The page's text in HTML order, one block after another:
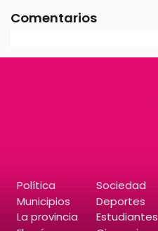
Comentarios
Política
Municipios
La provincia
Sociedad
Deportes
Estudiantes